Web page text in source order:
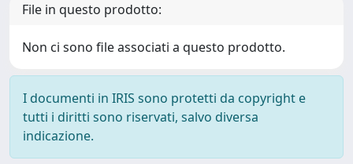
File in questo prodotto:
Non ci sono file associati a questo prodotto.
I documenti in IRIS sono protetti da copyright e
tutti i diritti sono riservati, salvo diversa
indicazione.